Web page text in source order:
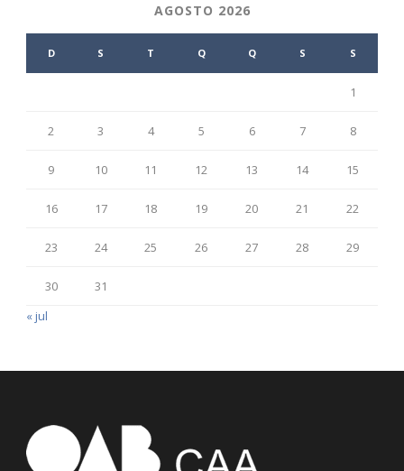
AGOSTO 2026
D S T Q Q S S
1
2 3 4 5 6 7 8
9 10 11 12 13 14 15
16 17 18 19 20 21 22
23 24 25 26 27 28 29
30
31
« jul